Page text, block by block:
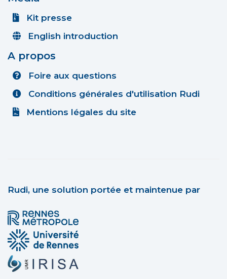
Kit presse
English introduction
A propos
Foire aux questions
Conditions générales d'utilisation Rudi
Mentions légales du site
Rudi, une solution portée et maintenue par